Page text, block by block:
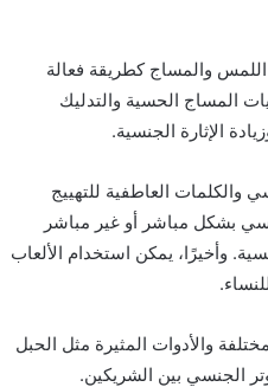
والمساج كطريقة فعالة
المساج الحسية والتدليك
الإثارة الجنسية.
والكلمات العاطفية للتهييج
بشكل مباشر أو غير مباشر
وأخيرًا، يمكن استخدام الألعاب
والأدوات المثيرة مثل الحبل
الجنسي بين الشريكين.